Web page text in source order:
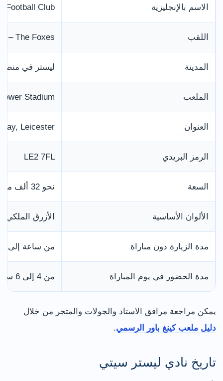
الاسم بالإنجليزية Football Club
اللقب The Foxes – الثعالب
المدينة ليستر في
الملعب Stadium
العنوان Leicester
الرمز البريدي LE2 7FL
السعة نحو 32 ألف متفرج
الألوان الأساسية الأزرق الملكي
مدة الزيارة دون مباراة من ساعة إلى 3 ساعات حسب الجولة
مدة الحضور في يوم المباراة من 4 إلى 6 ساعات مع الوصول والمغادرة
يمكن مراجعة مرافق الاستاد والجولات والمتجر من خلال
دليل ملعب كينغ باور الرسمي.
تاريخ نادي ليستر سيتي